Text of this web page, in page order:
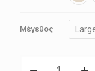
Μέγεθος